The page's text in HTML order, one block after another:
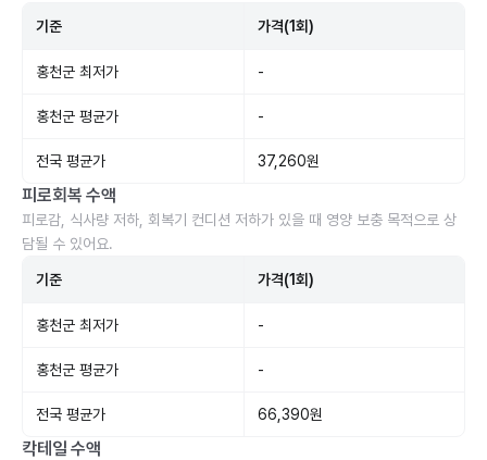
기준 가격(1회)
홍천군 최저가 -
홍천군 평균가 -
전국 평균가 37,260원
피로회복 수액
피로감, 식사량 저하, 회복기 컨디션 저하가 있을 때 영양 보충 목적으로 상
담될 수 있어요.
기준 가격(1회)
홍천군 최저가 -
홍천군 평균가 -
전국 평균가 66,390원
칵테일 수액